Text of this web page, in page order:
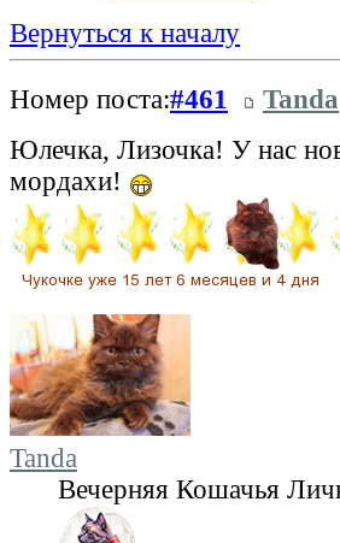
Вернуться к началу
Номер поста:#461 Tanda
Юлечка, Лизочка! У нас
мордахи!
Tanda
Вечерняя Кошачья